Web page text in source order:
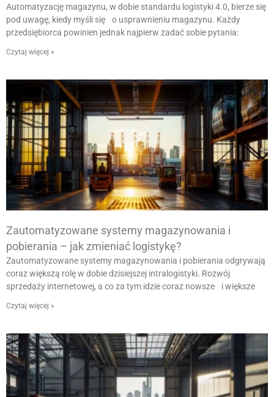
Automatyzację magazynu, w dobie standardu logistyki 4.0, bierze się
pod uwagę, kiedy myśli się o usprawnieniu magazynu. Każdy
przedsiębiorca powinien jednak najpierw zadać sobie pytania:
Czytaj więcej »
Zautomatyzowane systemy magazynowania i
pobierania – jak zmieniać logistykę?
Zautomatyzowane systemy magazynowania i pobierania odgrywają
coraz większą rolę w dobie dzisiejszej intralogistyki. Rozwój
sprzedaży internetowej, a co za tym idzie coraz nowsze i większe
Czytaj więcej »